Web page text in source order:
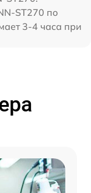
ST270 по
3-4 часа при